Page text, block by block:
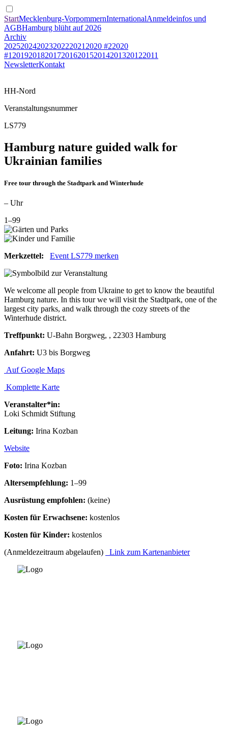
StartMecklenburg-VorpommernInternationalAnmeldeinfos und
AGBHamburg blüht auf 2026
Archiv
20252024202320222021 2020 #22020
#1 201920182017201620152014201320122011
NewsletterKontakt
HH-Nord
Veranstaltungsnummer
LS779
Hamburg nature guided walk for
Ukrainian families
Free tour through the Stadtpark and Winterhude
– Uhr
1–99
Merkzettel: Event LS779 merken
We welcome all people from Ukraine to get to know the beautiful
Hamburg nature. In this tour we will visit the Stadtpark, one of the
largest city parks, and walk through the cozy streets of the
Winterhude district.
Treffpunkt: U-Bahn Borgweg, , 22303 Hamburg
Anfahrt: U3 bis Borgweg
Auf Google Maps
Komplette Karte
Veranstalter*in:
Loki Schmidt Stiftung
Leitung: Irina Kozban
Website
Foto: Irina Kozban
Altersempfehlung: 1–99
Ausrüstung empfohlen: (keine)
Kosten für Erwachsene: kostenlos
Kosten für Kinder: kostenlos
(Anmeldezeitraum abgelaufen)
Link zum Kartenanbieter